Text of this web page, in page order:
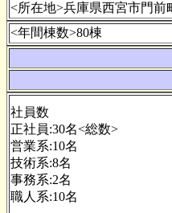
<所在地>兵庫県西宮市門前
<年間棟数>80棟
社員数
正社員:30名<総数>
営業系:10名
技術系:8名
事務系:2名
職人系:10名